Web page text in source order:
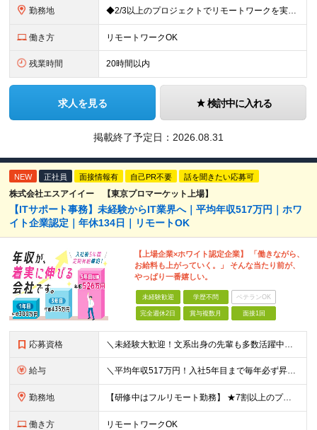
勤務地 ◆2/3以上のプロジェクトでリモートワークを実施中！ ≪自社拠点≫ ・東京本社／東京都千代田区丸の内二丁目6番1号 丸の内パークビルディング6階 ・関西支社／⼤阪府⼤阪市中央区安⼟町2-3-13 ⼤
働き方 リモートワークOK
残業時間 20時間以内
求人を見る 検討中に入れる
掲載終了予定日： 2026.08.31
NEW 正社員 面接情報有 自己PR不要 話を聞きたい応募可
株式会社エスアイイー 【東京プロマーケット上場】
【ITサポート事務】未経験からIT業界へ｜平均年収517万円｜ホワ
イト企業認定｜年休134日｜リモートOK
【上場企業×ホワイト認定企業】 「働きながら、
お給料も上がっていく。」 そんな当たり前が、
やっぱり一番嬉しい。
未経験歓迎 学歴不問 ベテランOK
完全週休2日 賞与複数月 面接1回
応募資格 ＼未経験大歓迎！文系出身の先輩も多数活躍中／ ◆PCスキルに自信のない方も歓迎 ◆完全未経験OK ◆社会人デビューもOK ◆学歴不問 「働きながら少しずつ専門スキルを身につけたい」という意欲重視の採
給与 ＼平均年収517万円！入社5年目まで毎年必ず昇給／ ■賞与年3回 ■年収800万円以上も可 ■入社3年以上の平均年収469.2万円 月給23万2000円以上＋賞与年3回＋各種手当 ☆入社5年目まで最
勤務地 【研修中はフルリモート勤務】 ★7割以上のプロジェクトでリモートワークを導入 ★一都三県のプロジェクト先 ★転居を伴う転勤なし ＜プロジェクト先＞ 東京・神奈川・千葉・埼玉でのプロジェクト先にて勤務
働き方 リモートワークOK